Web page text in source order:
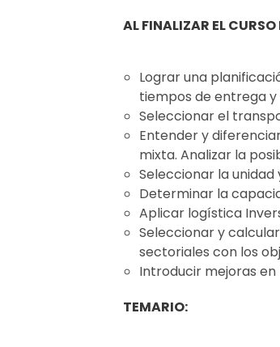
AL FINALIZAR EL
Lograr una
tiempos de entrega y
Seleccionar el
Entender y
mixta. Analizar la
Seleccionar la
Determinar la
Aplicar logística
Seleccionar y
sectoriales con los
Introducir mejoras
TEMARIO: